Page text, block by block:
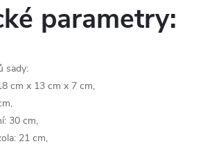
parametry:
sady:
cm x 13 cm x 7 cm,
30 cm,
21 cm,